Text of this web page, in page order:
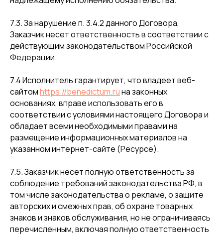
7.3. За нарушение п. 3.4.2 данного Договора,
Заказчик несет ответственность в соответствии с
действующим законодательством Российской
Федерации.
7.4 Исполнитель гарантирует, что владеет веб-
сайтомhttps://benedictum.ruна законных
основаниях, вправе использовать его в
соответствии с условиями настоящего Договора и
обладает всеми необходимыми правами на
размещение информационных материалов на
указанном интернет-сайте (Ресурсе).
7.5. Заказчик несет полную ответственность за
соблюдение требований законодательства РФ, в
том числе законодательства о рекламе, о защите
авторских и смежных прав, об охране товарных
знаков и знаков обслуживания, но не ограничиваясь
перечисленным, включая полную ответственность